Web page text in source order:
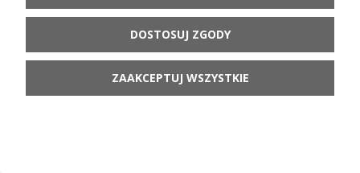
130,90 zł
POWIADOM O DOSTĘPNOŚCI
DOSTOSUJ ZGODY
ZAAKCEPTUJ WSZYSTKIE